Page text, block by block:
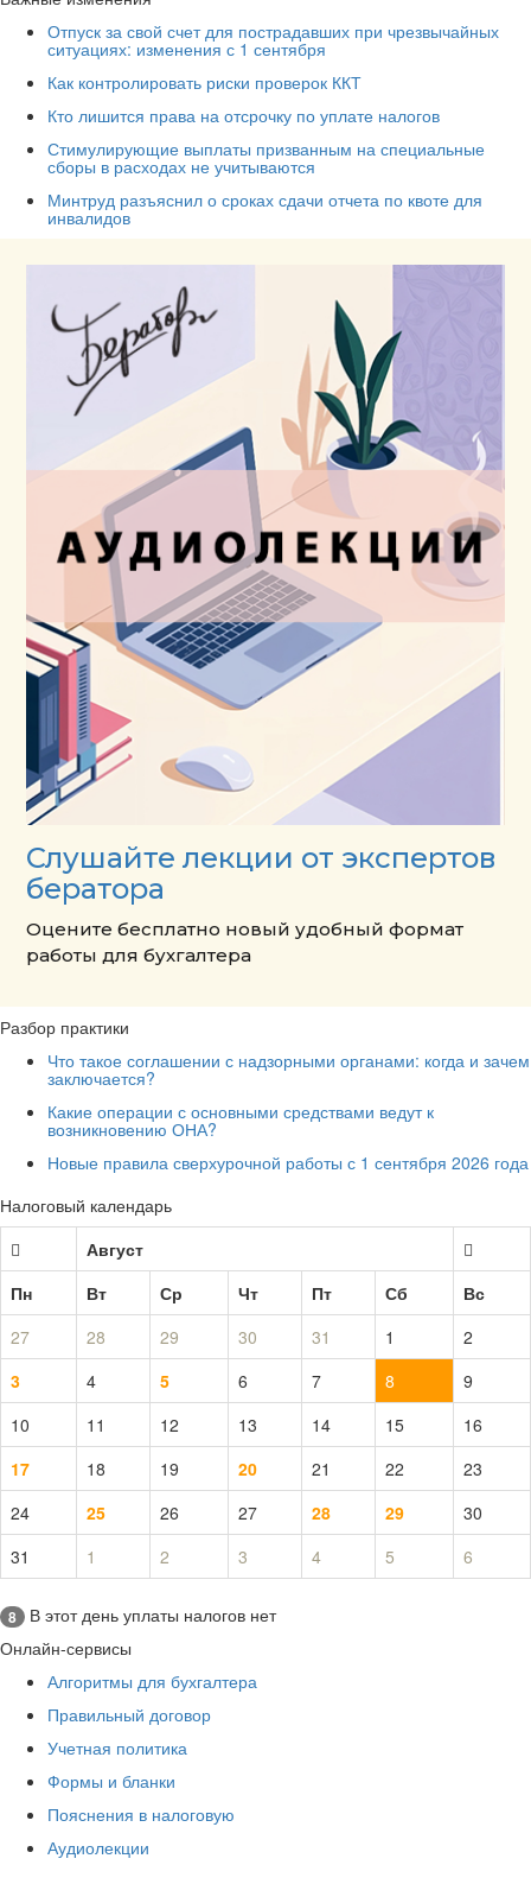
Отпуск за свой счет для пострадавших при чрезвычайных
ситуациях: изменения с 1 сентября
Как контролировать риски проверок ККТ
Кто лишится права на отсрочку по уплате налогов
Стимулирующие выплаты призванным на специальные
сборы в расходах не учитываются
Минтруд разъяснил о сроках сдачи отчета по квоте для
инвалидов
Слушайте лекции от экспертов
бератора
Оцените бесплатно новый удобный формат
работы для бухгалтера
Разбор практики
Что такое соглашении с надзорными органами: когда и зачем
заключается?
Какие операции с основными средствами ведут к
возникновению ОНА?
Новые правила сверхурочной работы с 1 сентября 2026 года
Налоговый календарь
Август
Пн
Вт Ср Чт Пт Сб
Вс
27
28 29 30 31 1
2
3
4 5 6 7 8
9
10
11 12 13 14 15
16
17
18 19 20 21 22
23
24
25 26 27 28 29
30
31
1 2 3 4 5 6
8
В этот день уплаты налогов нет
Онлайн-сервисы
Алгоритмы для бухгалтера
Правильный договор
Учетная политика
Формы и бланки
Пояснения в налоговую
Аудиолекции